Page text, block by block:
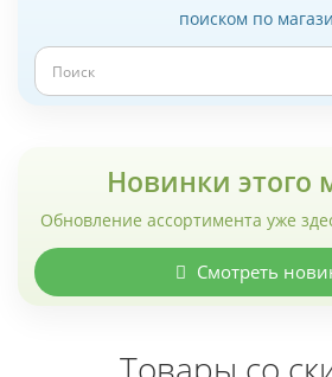
поиском по
Новинки этого
Обновление ассортимента уже
Смотреть